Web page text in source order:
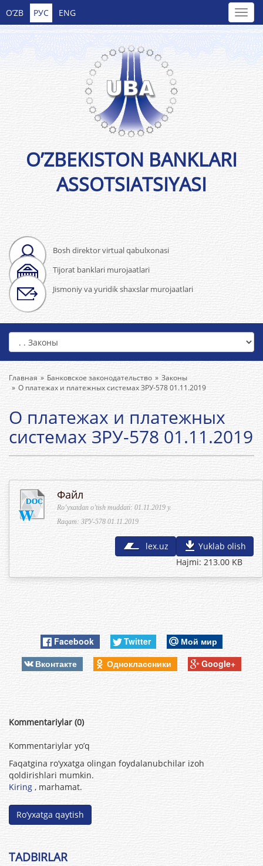
O’ZB РУС ENG
Bosh direktor virtual qabulxonasi
Tijorat banklari murojaatlari
Jismoniy va yuridik shaxslar murojaatlari
O’ZBEKISTON BANKLARI
ASSOTSIATSIYASI
Главная Банковское законодательство
Законы
О платежах и платежных системах ЗРУ-578 01.11.2019
О платежах и платежных
системах ЗРУ-578 01.11.2019
Файл
Ro’yxatdan o’tish muddati: 01.11.2019 y.
Raqam: ЗРУ-578 01.11.2019
Yuklab olish
Hajmi: 213.00 KB
lex.uz
Facebook Twitter
Мой мир
Вконтакте
Одноклассники Google+
Kommentariylar (0)
Kommentariylar yo’q
Faqatgina ro’yxatga olingan foydalanubchilar izoh
qoldirishlari mumkin.
Kiring , marhamat.
Ro’yxatga qaytish
TADBIRLAR